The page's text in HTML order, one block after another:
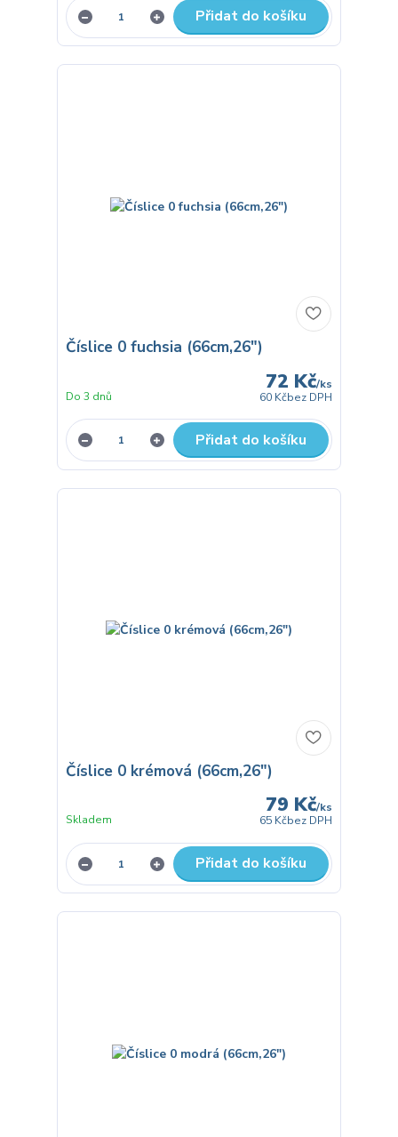
Přidat do košíku
Číslice 0 fuchsia (66cm,26")
72 Kč/ks
60 Kčbez DPH
Do 3 dnů
Přidat do košíku
Číslice 0 krémová (66cm,26")
79 Kč/ks
65 Kčbez DPH
Skladem
Přidat do košíku